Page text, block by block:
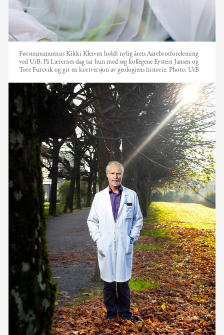
Førsteamanuensis Kikki Kleiven holdt nylig årets Aarebrotforelesning
ved UiB. På Lærernes dag tar hun med seg kollegene Eystein Jansen og
Tore Furevik og gir en kortversjon av geologiens historie. Photo:UiB